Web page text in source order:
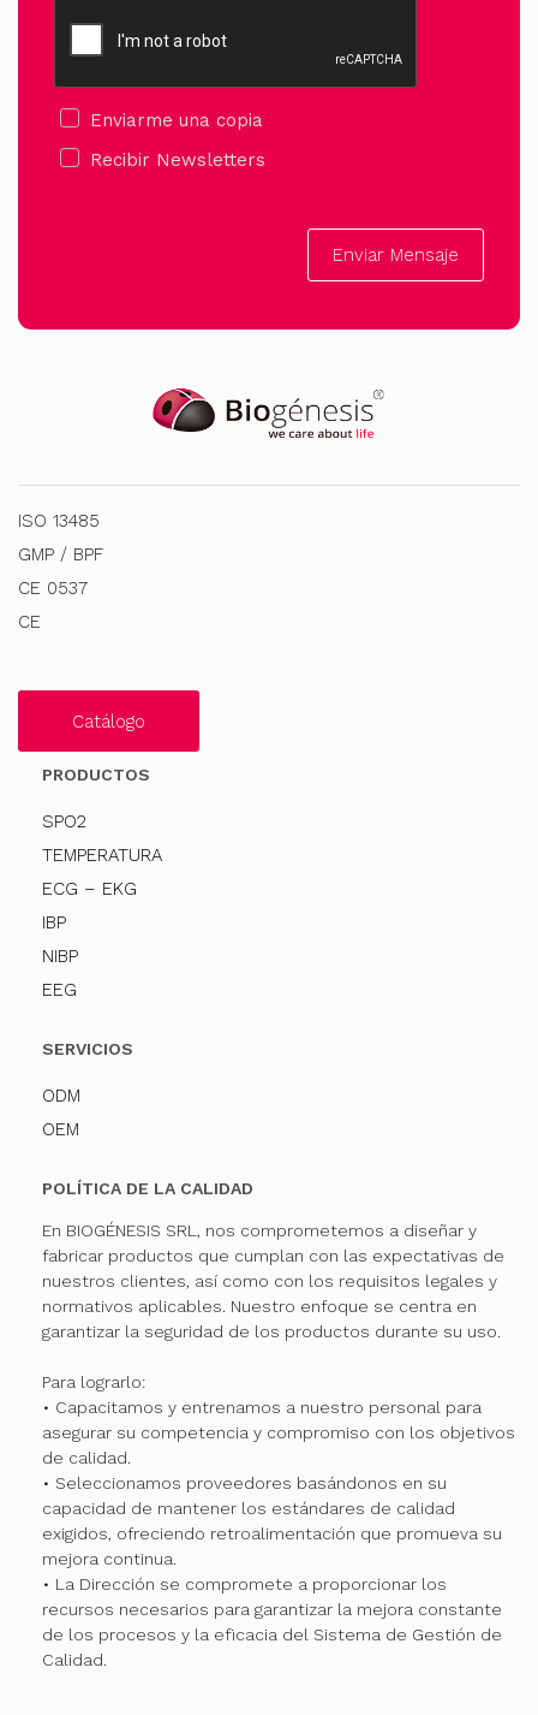
Enviarme una copia
Recibir Newsletters
Enviar Mensaje
ISO 13485
GMP / BPF
CE 0537
CE
Catálogo
PRODUCTOS
SPO2
TEMPERATURA
ECG – EKG
IBP
NIBP
EEG
SERVICIOS
ODM
OEM
POLÍTICA DE LA CALIDAD
En BIOGÉNESIS SRL, nos comprometemos a diseñar y
fabricar productos que cumplan con las expectativas de
nuestros clientes, así como con los requisitos legales y
normativos aplicables. Nuestro enfoque se centra en
garantizar la seguridad de los productos durante su uso.
Para lograrlo:
• Capacitamos y entrenamos a nuestro personal para
asegurar su competencia y compromiso con los objetivos
de calidad.
• Seleccionamos proveedores basándonos en su
capacidad de mantener los estándares de calidad
exigidos, ofreciendo retroalimentación que promueva su
mejora continua.
• La Dirección se compromete a proporcionar los
recursos necesarios para garantizar la mejora constante
de los procesos y la eficacia del Sistema de Gestión de
Calidad.